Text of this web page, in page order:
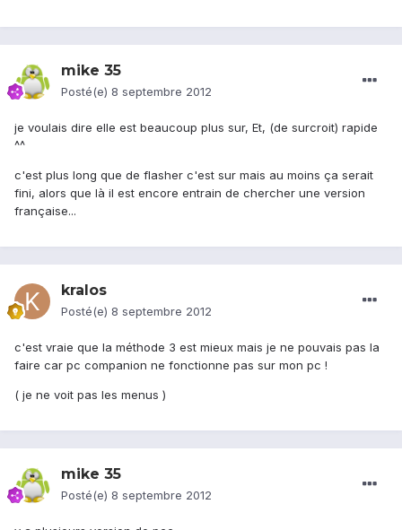
mike 35
Posté(e) 8 septembre 2012
je voulais dire elle est beaucoup plus sur, Et, (de surcroit) rapide
^^
c'est plus long que de flasher c'est sur mais au moins ça serait
fini, alors que là il est encore entrain de chercher une version
française...
kralos
Posté(e) 8 septembre 2012
c'est vraie que la méthode 3 est mieux mais je ne pouvais pas la
faire car pc companion ne fonctionne pas sur mon pc !
( je ne voit pas les menus )
mike 35
Posté(e) 8 septembre 2012